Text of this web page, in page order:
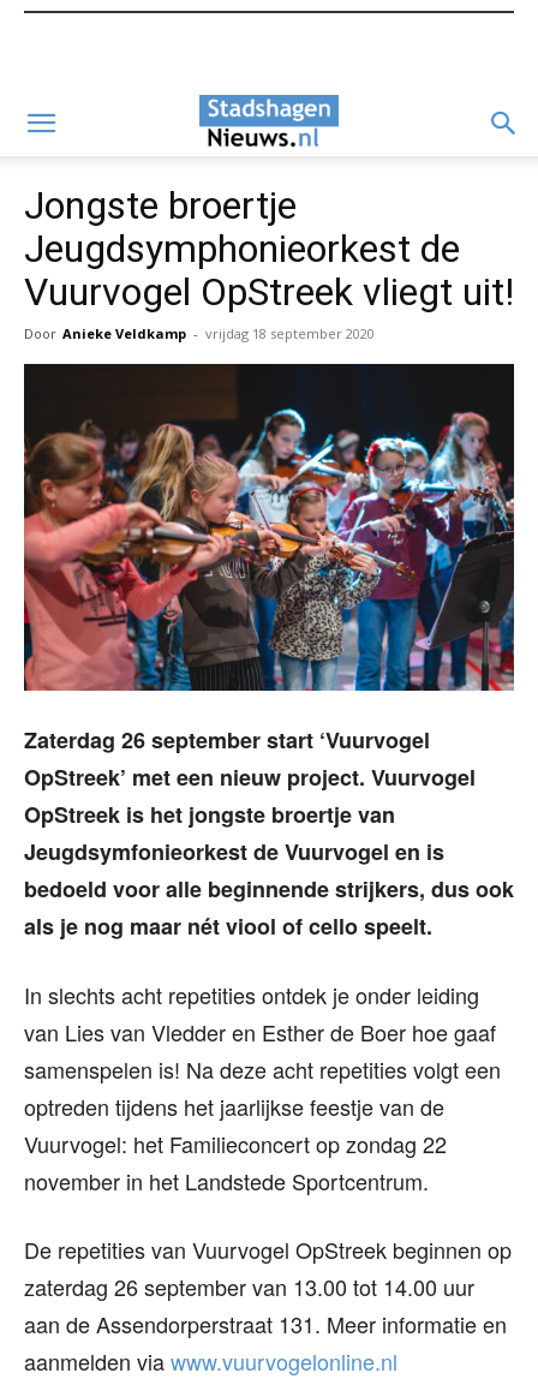
Jongste broertje
Jeugdsymphonieorkest de
Vuurvogel OpStreek vliegt uit!
Door Anieke Veldkamp - vrijdag 18 september 2020
Zaterdag 26 september start ‘Vuurvogel
OpStreek’ met een nieuw project. Vuurvogel
OpStreek is het jongste broertje van
Jeugdsymfonieorkest de Vuurvogel en is
bedoeld voor alle beginnende strijkers, dus ook
als je nog maar nét viool of cello speelt.
In slechts acht repetities ontdek je onder leiding
van Lies van Vledder en Esther de Boer hoe gaaf
samenspelen is! Na deze acht repetities volgt een
optreden tijdens het jaarlijkse feestje van de
Vuurvogel: het Familieconcert op zondag 22
november in het Landstede Sportcentrum.
De repetities van Vuurvogel OpStreek beginnen op
zaterdag 26 september van 13.00 tot 14.00 uur
aan de Assendorperstraat 131. Meer informatie en
aanmelden viawww.vuurvogelonline.nl